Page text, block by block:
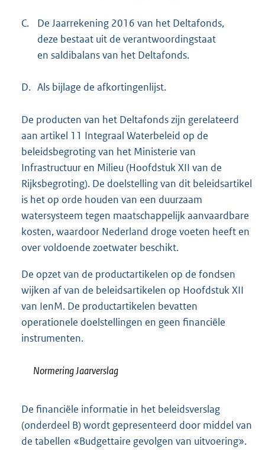
C.
De Jaarrekening 2016 van het Deltafonds,
deze bestaat uit de verantwoordingstaat
en saldibalans van het Deltafonds.
D. Als bijlage de afkortingenlijst.
De producten van het Deltafonds zijn gerelateerd
aan artikel 11 Integraal Waterbeleid op de
beleidsbegroting van het Ministerie van
Infrastructuur en Milieu (Hoofdstuk XII van de
Rijksbegroting). De doelstelling van dit beleidsartikel
is het op orde houden van een duurzaam
watersysteem tegen maatschappelijk aanvaardbare
kosten, waardoor Nederland droge voeten heeft en
over voldoende zoetwater beschikt.
De opzet van de productartikelen op de fondsen
wijken af van de beleidsartikelen op Hoofdstuk XII
van IenM. De productartikelen bevatten
operationele doelstellingen en geen financiële
instrumenten.
Normering Jaarverslag
De financiële informatie in het beleidsverslag
(onderdeel B) wordt gepresenteerd door middel van
de tabellen «Budgettaire gevolgen van uitvoering».